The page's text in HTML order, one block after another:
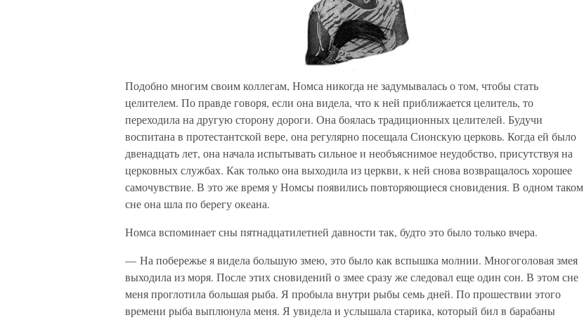
Подобно многим своим коллегам, Номса никогда не задумывалась о том, чтобы стать
целителем. По правде говоря, если она видела, что к ней приближается целитель, то
переходила на другую сторону дороги. Она боялась традиционных целителей. Будучи
воспитана в протестантской вере, она регулярно посещала Сионскую церковь. Когда ей было
двенадцать лет, она начала испытывать сильное и необъяснимое неудобство, присутствуя на
церковных службах. Как только она выходила из церкви, к ней снова возвращалось хорошее
самочувствие. В это же время у Номсы появились повторяющиеся сновидения. В одном таком
сне она шла по берегу океана.
Номса вспоминает сны пятнадцатилетней давности так, будто это было только вчера.
— На побережье я видела большую змею, это было как вспышка молнии. Многоголовая змея
выходила из моря. После этих сновидений о змее сразу же следовал еще один сон. В этом сне
меня проглотила большая рыба. Я пробыла внутри рыбы семь дней. По прошествии этого
времени рыба выплюнула меня. Я увидела и услышала старика, который бил в барабаны